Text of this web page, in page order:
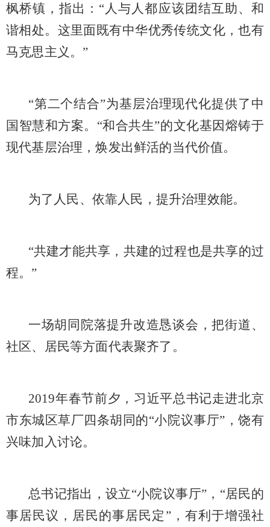
枫桥镇，指出：“人与人都应该团结互助、和
谐相处。这里面既有中华优秀传统文化，也有
马克思主义。”
“第二个结合”为基层治理现代化提供了中
国智慧和方案。“和合共生”的文化基因熔铸于
现代基层治理，焕发出鲜活的当代价值。
为了人民、依靠人民，提升治理效能。
“共建才能共享，共建的过程也是共享的过
程。”
一场胡同院落提升改造恳谈会，把街道、
社区、居民等方面代表聚齐了。
2019年春节前夕，习近平总书记走进北京
市东城区草厂四条胡同的“小院议事厅”，饶有
兴味加入讨论。
总书记指出，设立“小院议事厅”，“居民的
事居民议，居民的事居民定”，有利于增强社